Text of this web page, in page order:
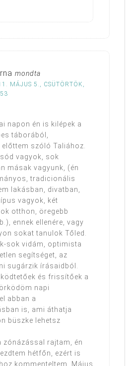
mondta
MÁJUS 5., CSÜTÖRTÖK,
napon én is kilépek a
táborából,
szóló Taliához.
vagyok, sok
másak vagyunk, (én
tradicionális
lakásban, divatban,
vagyok, két
otthon, öregebb
ennek ellenére, vagy
sokat tanulok Tőled.
sok vidám, optimista
segítséget, az
sugárzik írásaidból.
és frissítőek a
napi
abban a
is, ami áthatja
büszke lehetsz
zónázással rajtam, én
hétfőn, ezért is
kommenteltem. Május